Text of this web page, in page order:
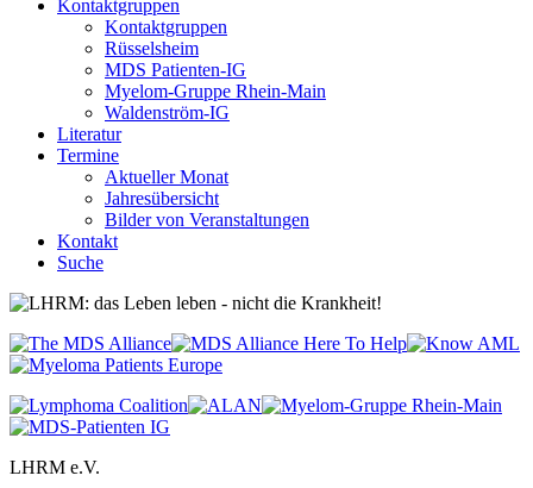
Kontaktgruppen
Kontaktgruppen
Rüsselsheim
MDS Patienten-IG
Myelom-Gruppe Rhein-Main
Waldenström-IG
Literatur
Termine
Aktueller Monat
Jahresübersicht
Bilder von Veranstaltungen
Kontakt
Suche
LHRM e.V.